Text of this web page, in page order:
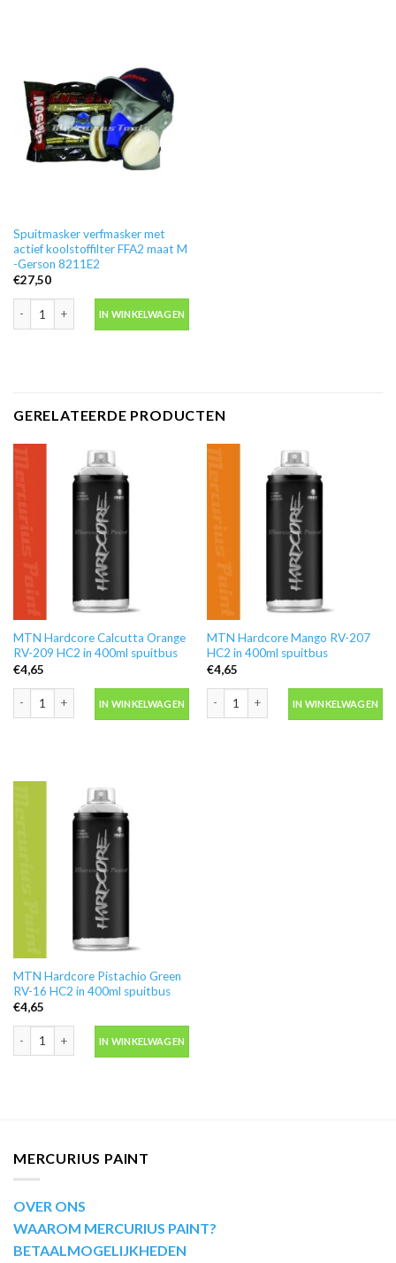
Spuitmasker verfmasker met
actief koolstoffilter FFA2 maat M
-Gerson 8211E2
€27,50
IN WINKELWAGEN
GERELATEERDE PRODUCTEN
MTN Hardcore Calcutta Orange
RV-209 HC2 in 400ml spuitbus
€4,65
IN WINKELWAGEN
MTN Hardcore Mango RV-207
HC2 in 400ml spuitbus
€4,65
IN WINKELWAGEN
MTN Hardcore Pistachio Green
RV-16 HC2 in 400ml spuitbus
€4,65
MTN Hardcore Pistachio Green RV-16 HC2 in 400ml spuitbus aantal
IN WINKELWAGEN
MERCURIUS PAINT
OVER ONS
WAAROM MERCURIUS PAINT?
BETAALMOGELIJKHEDEN